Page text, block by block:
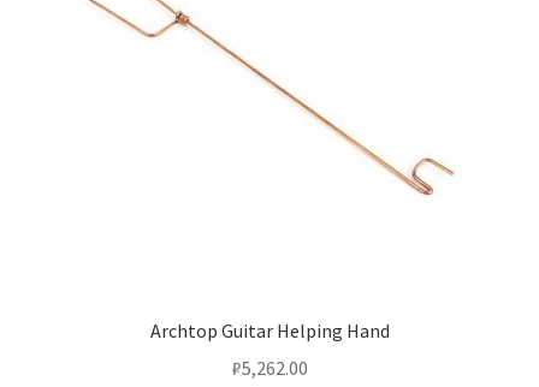
Archtop Guitar Helping Hand
₽5,262.00